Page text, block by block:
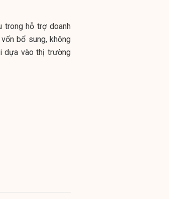
trong hỗ trợ doanh
bổ sung, không
dựa vào thị trường